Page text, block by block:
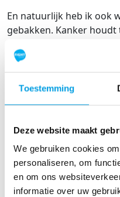
Toestemming
Deze website maakt
We gebruiken cookies
personaliseren, om
en om ons
informatie over uw
En natuurlijk heb ik ook
gebakken. Kanker
inzamelen.
Ondanks dat mijn
mensen nog steeds de
komen:
€1 per meter
een WhatsApp-bericht
En dat pakte ontzettend
nog steeds zoveel
Iedere euro gaat naar